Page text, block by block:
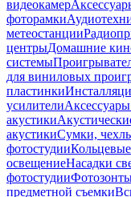
видеокамер
фоторамки
метеостанции
центрыДомашние
системы
для виниловых
пластинки
усилители
акустики
акустикиСумки,
фотостудии
освещениеНасадки
фотостудии
предметной съемки